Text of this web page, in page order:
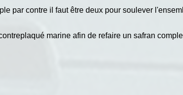
par contre il faut être deux pour soulever
marine afin de refaire un safran